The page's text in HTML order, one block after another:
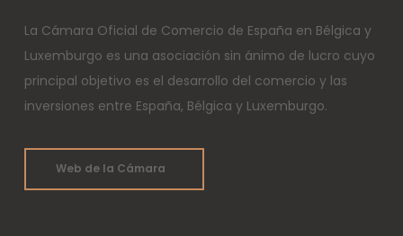
La Cámara Oficial de Comercio de España en Bélgica y
Luxemburgo es una asociación sin ánimo de lucro cuyo
principal objetivo es el desarrollo del comercio y las
inversiones entre España, Bélgica y Luxemburgo.
Web de la Cámara